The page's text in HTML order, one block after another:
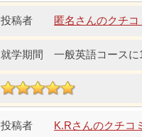
匿名さんのクチコ
一般英語コースに
K.Rさんのクチコ